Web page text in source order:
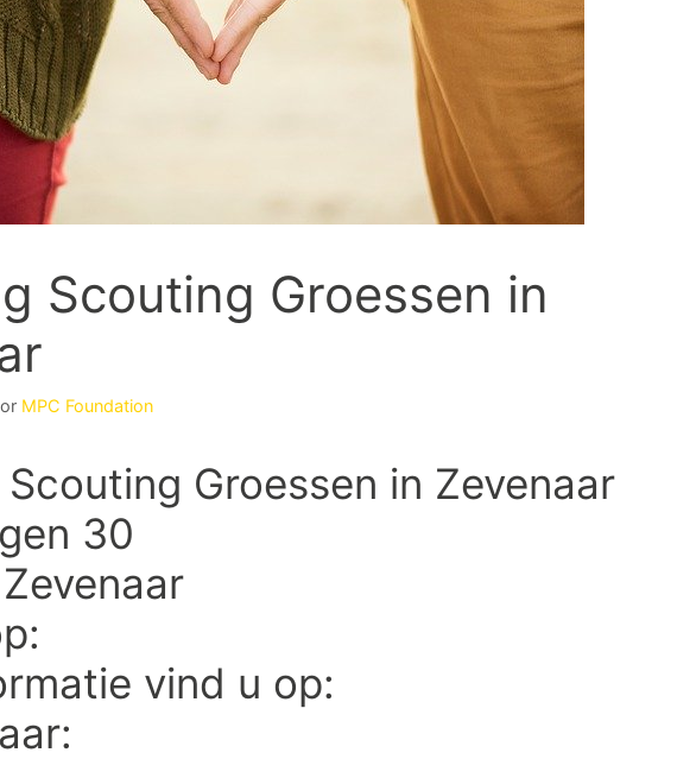
Scouting Groessen in
MPC Foundation
Groessen in Zevenaar
30
vind u op: